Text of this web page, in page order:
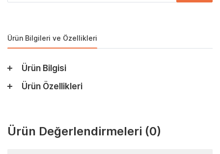
Ürün Bilgileri ve Özellikleri
Ürün Bilgisi
Ürün Özellikleri
Ürün Değerlendirmeleri (0)